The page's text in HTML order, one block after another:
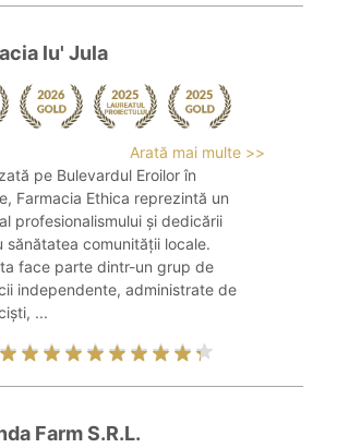
lu' Jula
Arată mai multe >>
pe Bulevardul Eroilor în
Farmacia Ethica reprezintă un
profesionalismului și dedicării
sănătatea comunității locale.
face parte dintr-un grup de
independente, administrate de
...
Farm S.R.L.